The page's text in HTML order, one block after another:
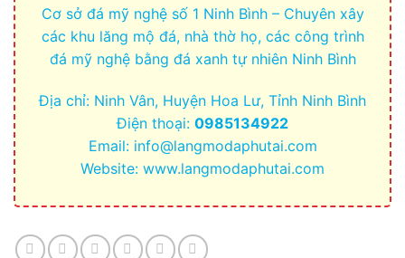
Cơ sở đá mỹ nghệ số 1 Ninh Bình – Chuyên xây
các khu lăng mộ đá, nhà thờ họ, các công trình
đá mỹ nghệ bằng đá xanh tự nhiên Ninh Bình
Địa chỉ: Ninh Vân, Huyện Hoa Lư, Tỉnh Ninh Bình
Điện thoại: 0985134922
Email: info@langmodaphutai.com
Website: www.langmodaphutai.com